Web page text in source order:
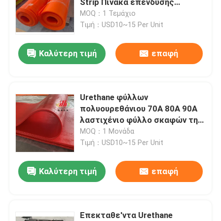
Προϊόντα
Strip Πίνακα επένδυσης
σωλήνα
MOQ：1 Τεμάχιο
Τιμή：USD10~15 Per Unit
Καλύτερη τιμή επαφή
Urethane φύλλων
πολυουρεθάνιου 70A 80A 90A
λαστιχένιο φύλλο σκαφών της
γραμμής αντίκτυπου
MOQ：1 Μονάδα
Τιμή：USD10~15 Per Unit
Καλύτερη τιμή επαφή
Επεκταθε'ντα Urethane